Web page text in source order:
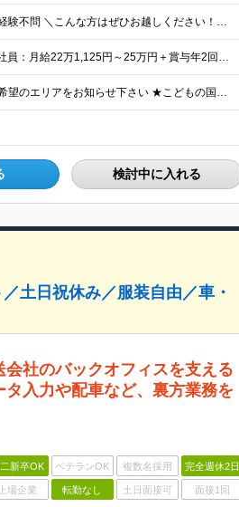
＜未経験OK！事務デビュー歓迎★＞ ◆学歴不問 ◆経験不問 ＼こんな方はぜひお越しください！／ ◎事業成長を続ける会社で安定を手にしたい ◎無理なく働ける仕事がしたい ◎事務デビューがしたい
＼賞与年2回あり！皆勤手当などの制度あり／ ◆正社員：月給22万1,125円～25万円＋賞与年2回＋皆勤手当や店舗達成報奨金など各種手当 ※経験・スキルを考慮の上、当社規定により決定します。 ※みなし
★神奈川募集！ ★マイカー通勤OK ※選考の際、ご希望のエリアをお知らせ下さい ★こどもの国店 神奈川県横浜市青葉区奈良2-36-1エクセレント岩崎1F ★藤沢店 神奈川県藤沢市石川6-4-1
検討中に入れる
土日祝休み／服装自由／車・
社のバックオフィスを支える
タ入力や配車など、裏方業務を
新卒OK ベテランOK 複数名採用 完全週休2日
上場企業 転勤なし 土日面接可 面接1回